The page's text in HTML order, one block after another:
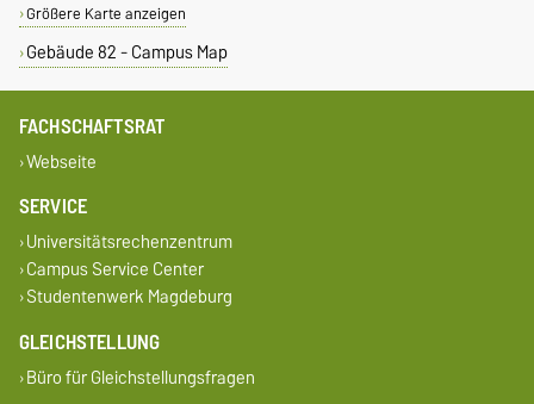
Größere Karte anzeigen
Gebäude 82 - Campus Map
FACHSCHAFTSRAT
Webseite
SERVICE
Universitätsrechenzentrum
Campus Service Center
Studentenwerk Magdeburg
GLEICHSTELLUNG
Büro für Gleichstellungsfragen